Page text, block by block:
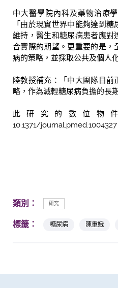
中大醫學院內科及藥物治療
「由於現實世界中能夠達到
維持，醫生和糖尿病患者應對
合實際的期望。更重要的是，
病的策略，並採取公共及個人
陸教授補充：「中大團隊目
略，作為減輕糖尿病負擔的長
此研究的數位物
10.1371/journal.pmed.1004327
類別： 研究
標籤： 糖尿病 陳重娥